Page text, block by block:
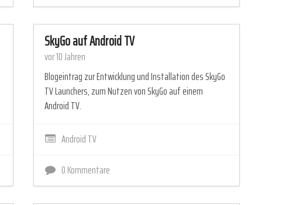
SkyGo auf Android TV
vor 10 Jahren
Blogeintrag zur Entwicklung und Installation des SkyGo
TV Launchers, zum Nutzen von SkyGo auf einem
Android TV.
Android TV
0 Kommentare